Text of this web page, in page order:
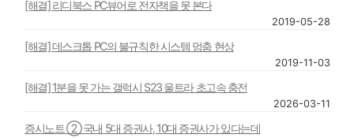
[해결] 리디북스 PC뷰어로 전자책을 못 본다
2019-05-28
[해결] 데스크톱 PC의 불규칙한 시스템 멈춤 현상
2019-11-03
[해결] 1분을 못 가는 갤럭시 S23 울트라 초고속 충전
2026-03-11
증시노트 ② 국내 5대 증권사, 10대 증권사가 있다는데